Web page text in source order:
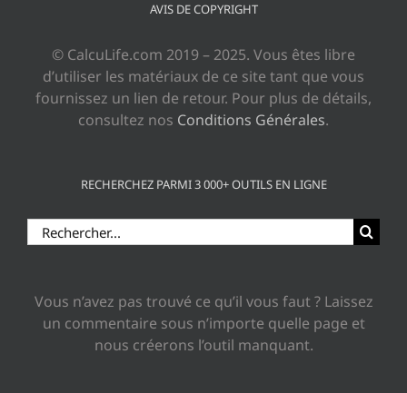
AVIS DE COPYRIGHT
© CalcuLife.com 2019 – 2025. Vous êtes libre
d’utiliser les matériaux de ce site tant que vous
fournissez un lien de retour. Pour plus de détails,
consultez nos Conditions Générales.
RECHERCHEZ PARMI 3 000+ OUTILS EN LIGNE
Rechercher:
Vous n’avez pas trouvé ce qu’il vous faut ? Laissez
un commentaire sous n’importe quelle page et
nous créerons l’outil manquant.